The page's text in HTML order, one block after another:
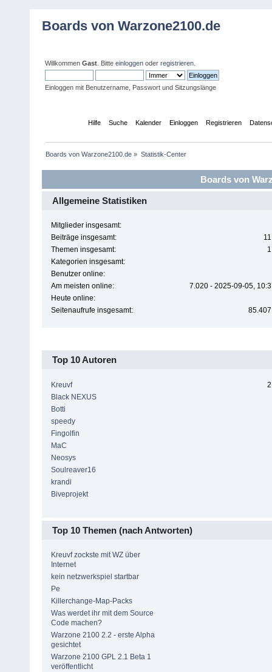
Boards von Warzone2100.de
Willkommen Gast . Bitte einloggen oder registrieren
Einloggen mit Benutzername, Passwort und Sitzungslänge
Hilfe Suche Kalender Einloggen Registrieren
Boards von Warzone2100.de » Statistik-Center
Boards von
Allgemeine Statistiken
Mitglieder insgesamt:
Beiträge insgesamt:
Themen insgesamt:
Kategorien insgesamt:
Benutzer online:
Am meisten online:
7.020 - 2025-09-05,
Heute online:
Seitenaufrufe insgesamt:
Top 10 Autoren
Kreuvf
Black NEXUS
Botti
speedy
Fingolfin
MaC
Neosys
Soulreaver16
krandi
Biveprojekt
Top 10 Themen (nach Antworten)
Kreuvf zockste mit WZ über
Internet
kein netzwerkspiel startbar
Pe
Killerchange-Map-Packs
Was werdet ihr mit dem Source
Code machen?
Warzone 2100 2.2 - erste Alpha
gesichtet
Warzone 2100 GPL 2.1 Beta 1
veröffentlicht